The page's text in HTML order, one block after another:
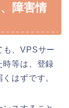
障害情
も、VPSサー
時等は、登録
はずです。